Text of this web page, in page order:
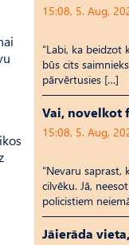
15:08, 5. Aug,
“Labi, ka beidzot
būs cits
pārvērtusies […]
Vai, novelkot
15:08, 5. Aug,
“Nevaru saprast,
cilvēku. Jā,
policistiem
Jāierāda